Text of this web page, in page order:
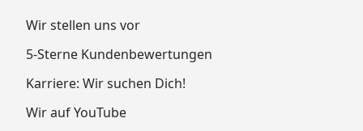
Wir stellen uns vor
5-Sterne Kundenbewertungen
Karriere: Wir suchen Dich!
Wir auf YouTube